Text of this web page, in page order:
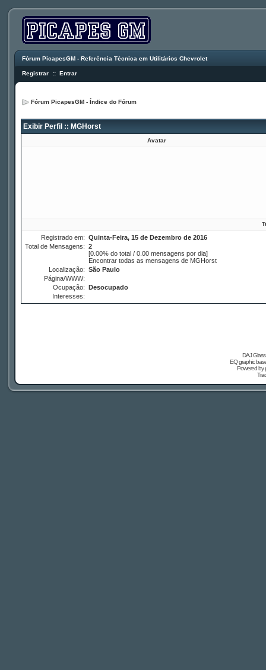
Fórum PicapesGM - Referência Técnica em Utilitários Chevrolet
Registrar :: Entrar
Fórum PicapesGM - Índice do Fórum
Exibir Perfil :: MGHorst
Avatar
Registrado em: Quinta-Feira, 15 de Dezembro de 2016
Total de Mensagens: 2
[0.00% do total / 0.00 mensagens por dia]
Encontrar todas as mensagens de MGHorst
Localização: São Paulo
Página/WWW:
Ocupação: Desocupado
Interesses:
DAJ
EQ graphic
Powered by